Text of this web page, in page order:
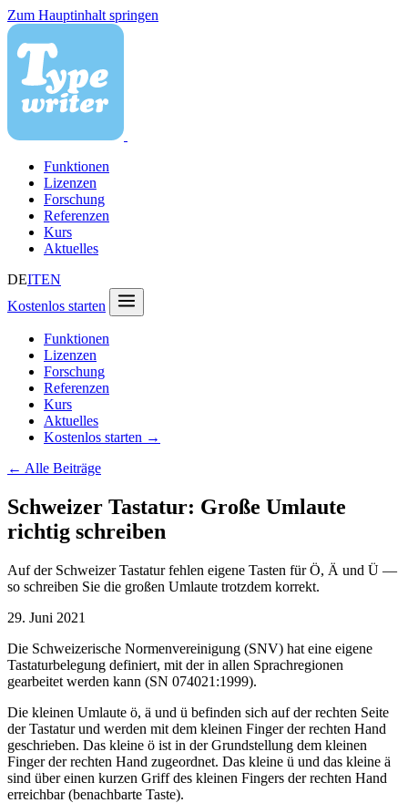
Zum Hauptinhalt springen
Funktionen
Lizenzen
Forschung
Referenzen
Kurs
Aktuelles
DEITEN
Kostenlos starten
Funktionen
Lizenzen
Forschung
Referenzen
Kurs
Aktuelles
Kostenlos starten →
← Alle Beiträge
Schweizer Tastatur: Große Umlaute
richtig schreiben
Auf der Schweizer Tastatur fehlen eigene Tasten für Ö, Ä und Ü —
so schreiben Sie die großen Umlaute trotzdem korrekt.
29. Juni 2021
Die Schweizerische Normenvereinigung (SNV) hat eine eigene
Tastaturbelegung definiert, mit der in allen Sprachregionen
gearbeitet werden kann (SN 074021:1999).
Die kleinen Umlaute ö, ä und ü befinden sich auf der rechten Seite
der Tastatur und werden mit dem kleinen Finger der rechten Hand
geschrieben. Das kleine ö ist in der Grundstellung dem kleinen
Finger der rechten Hand zugeordnet. Das kleine ü und das kleine ä
sind über einen kurzen Griff des kleinen Fingers der rechten Hand
erreichbar (benachbarte Taste).